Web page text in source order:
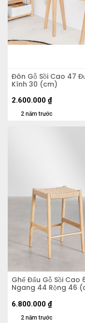
Đôn Gỗ Sồi Cao 47
Kính 30 (cm)
2 năm trước
2.600.000 ₫
Ghế Đẩu Gỗ Sồi Cao
Ngang 44 Rộng 46
2 năm trước
6.800.000 ₫